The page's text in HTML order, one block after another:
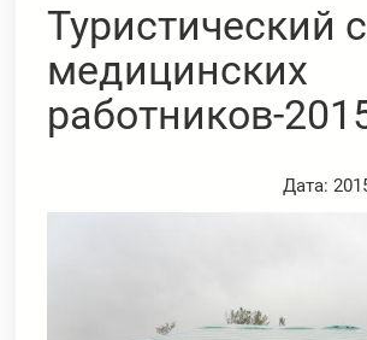
Туристический
медицинских
работников-
Дата: